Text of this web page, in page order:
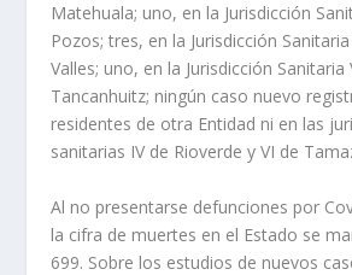
Matehuala; uno, en la Jurisdicción
Pozos; tres, en la Jurisdicción
Valles; uno, en la Jurisdicción Sanitaria
Tancanhuitz; ningún caso nuevo
residentes de otra Entidad ni en las
sanitarias IV de Rioverde y VI de
Al no presentarse defunciones por
la cifra de muertes en el Estado se
699. Sobre los estudios de nuevos